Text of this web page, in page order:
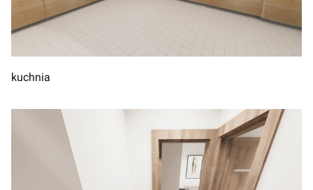
kuchnia